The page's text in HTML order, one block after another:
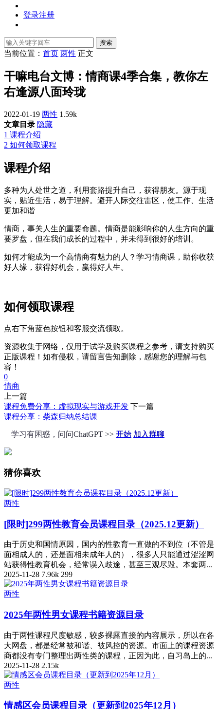
登录注册
搜索
当前位置： 首页 两性 正文
干嘛电台文博：情商课4季合集，教你左
右逢源八面玲珑
2022-01-19 两性 1.59k
文章目录 隐藏
1 课程介绍
2 如何领取课程
课程介绍
多种为人处世之道，利用套路提升自己，获得朋友。源于现
实，贴近生活，易于理解。避开人际交往雷区，使工作、生活
更加和谐
情商，事关人生的重要命题。情商是能影响你的人生方向的重
要罗盘，但在我们成长的过程中，并未得到很好的培训。
如何才能成为一个高情商有魅力的人？学习情商课，助你收获
好人缘，获得好机会，赢得好人生。
如何领取课程
点右下角蓝色按钮和客服交流领取。
资源收集于网络，仅用于试学及购买课程之参考，请支持购买
正版课程！如有侵权，请留言告知删除，感谢您的理解与包
容！
0
情商
上一篇
课程免费分享：虚拟现实与游戏开发 下一篇
课程分享：柴森归纳总结课
学习有困惑，问问ChatGPT >> 开始 加入群聊
猜你喜欢
两性
[限时]299两性教育会员课程目录（2025.12更新）
由于历史和国情原因，国内的性教育一直做的不到位（不管是
面相成人的，还是面相未成年人的），很多人只能通过涩涩网
站获得性教育机会，经常误入歧途，甚至三观尽毁。本套两...
2025-11-28 7.96k 299
两性
2025年两性男女课程书籍资源目录
由于两性课程尺度敏感，较多裸露直接的内容展示，所以在各
大网盘，都是经常被和谐、被风控的资源。市面上的课程资源
商都没有专门整理出两性类的课程，正因为此，自习岛上的...
2025-11-28 2.15k
两性
情感区会员课程目录（更新到2025年12月）